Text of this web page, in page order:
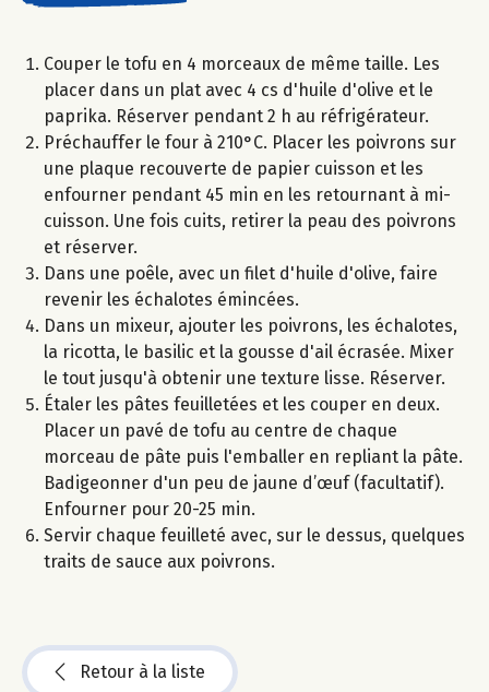
Couper le tofu en 4 morceaux de même taille. Les
placer dans un plat avec 4 cs d'huile d'olive et le
paprika. Réserver pendant 2 h au réfrigérateur.
Préchauffer le four à 210°C. Placer les poivrons sur
une plaque recouverte de papier cuisson et les
enfourner pendant 45 min en les retournant à mi-
cuisson. Une fois cuits, retirer la peau des poivrons
et réserver.
Dans une poêle, avec un filet d'huile d'olive, faire
revenir les échalotes émincées.
Dans un mixeur, ajouter les poivrons, les échalotes,
la ricotta, le basilic et la gousse d'ail écrasée. Mixer
le tout jusqu'à obtenir une texture lisse. Réserver.
Étaler les pâtes feuilletées et les couper en deux.
Placer un pavé de tofu au centre de chaque
morceau de pâte puis l'emballer en repliant la pâte.
Badigeonner d'un peu de jaune d’œuf (facultatif).
Enfourner pour 20-25 min.
Servir chaque feuilleté avec, sur le dessus, quelques
traits de sauce aux poivrons.
Retour à la liste